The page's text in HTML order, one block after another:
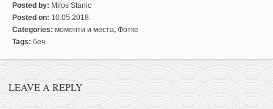
пасаи
темашивари
нунчаку
бо
Posted by: Milos Stanic
Posted on: 10.05.2018.
Categories: моменти и места, Фотке
Tags: беч
LEAVE A REPLY